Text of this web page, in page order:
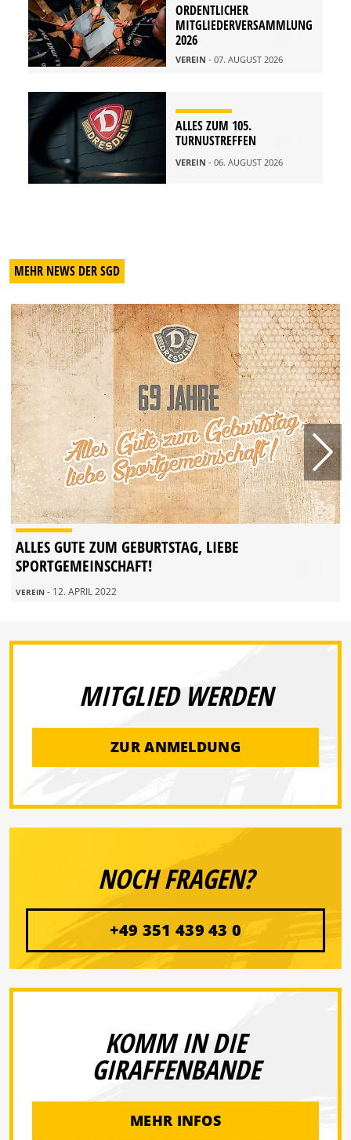
ORDENTLICHER
MITGLIEDERVERSAMMLUNG
2026
VEREIN - 07. AUGUST 2026
ALLES ZUM 105.
TURNUSTREFFEN
VEREIN - 06. AUGUST 2026
MEHR NEWS DER SGD
ALLES GUTE ZUM GEBURTSTAG, LIEBE
SPORTGEMEINSCHAFT!
VEREIN - 12. APRIL 2022
MITGLIED WERDEN
ZUR ANMELDUNG
NOCH FRAGEN?
+49 351 439 43 0
KOMM IN DIE
GIRAFFENBANDE
MEHR INFOS